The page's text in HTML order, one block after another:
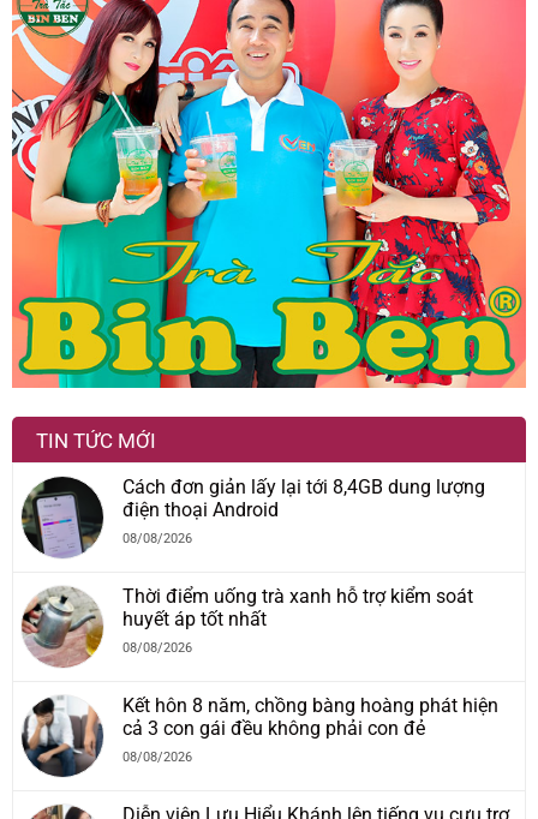
TIN TỨC MỚI
Cách đơn giản lấy lại tới 8,4GB dung lượng
điện thoại Android
08/08/2026
Thời điểm uống trà xanh hỗ trợ kiểm soát
huyết áp tốt nhất
08/08/2026
Kết hôn 8 năm, chồng bàng hoàng phát hiện
cả 3 con gái đều không phải con đẻ
08/08/2026